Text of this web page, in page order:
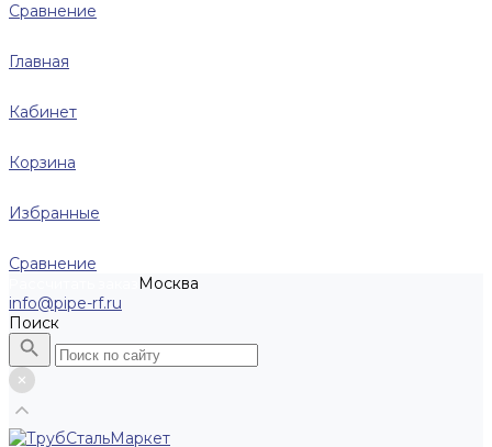
Сравнение
Главная
Кабинет
Корзина
Избранные
Сравнение
Москва
info@pipe-rf.ru
Поиск